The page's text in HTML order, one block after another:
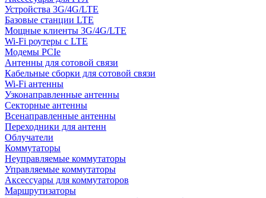
Устройства 3G/4G/LTE
Базовые станции LTE
Мощные клиенты 3G/4G/LTE
Wi-Fi роутеры с LTE
Модемы PCIe
Антенны для сотовой связи
Кабельные сборки для сотовой связи
Wi-Fi антенны
Узконаправленные антенны
Секторные антенны
Всенаправленные антенны
Переходники для антенн
Облучатели
Коммутаторы
Неуправляемые коммутаторы
Управляемые коммутаторы
Аксессуары для коммутаторов
Маршрутизаторы